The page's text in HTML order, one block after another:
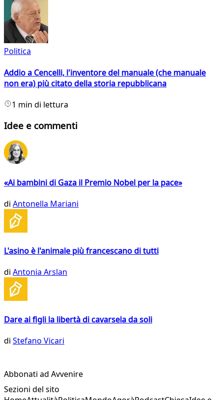
Politica
Addio a Cencelli, l'inventore del manuale (che manuale
non era) più citato della storia repubblicana
1 min di lettura
Idee e commenti
«Ai bambini di Gaza il Premio Nobel per la pace»
di Antonella Mariani
L'asino è l'animale più francescano di tutti
di Antonia Arslan
Dare ai figli la libertà di cavarsela da soli
di Stefano Vicari
Abbonati ad Avvenire
Sezioni del sito